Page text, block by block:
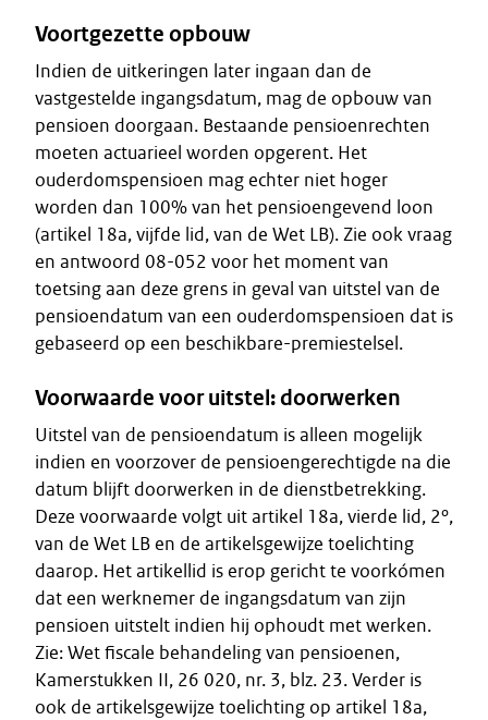
Voortgezette opbouw
Indien de uitkeringen later ingaan dan de
vastgestelde ingangsdatum, mag de opbouw van
pensioen doorgaan. Bestaande pensioenrechten
moeten actuarieel worden opgerent. Het
ouderdomspensioen mag echter niet hoger
worden dan 100% van het pensioengevend loon
(artikel 18a, vijfde lid, van de Wet LB). Zie ook vraag
en antwoord 08-052 voor het moment van
toetsing aan deze grens in geval van uitstel van de
pensioendatum van een ouderdomspensioen dat is
gebaseerd op een beschikbare-premiestelsel.
Voorwaarde voor uitstel: doorwerken
Uitstel van de pensioendatum is alleen mogelijk
indien en voorzover de pensioengerechtigde na die
datum blijft doorwerken in de dienstbetrekking.
Deze voorwaarde volgt uit artikel 18a, vierde lid, 2º,
van de Wet LB en de artikelsgewijze toelichting
daarop. Het artikellid is erop gericht te voorkómen
dat een werknemer de ingangsdatum van zijn
pensioen uitstelt indien hij ophoudt met werken.
Zie: Wet fiscale behandeling van pensioenen,
Kamerstukken II, 26 020, nr. 3, blz. 23. Verder is
ook de artikelsgewijze toelichting op artikel 18a,